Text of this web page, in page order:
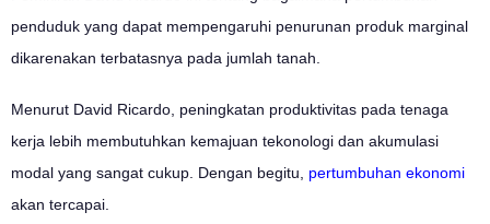
penduduk yang dapat mempengaruhi penurunan produk marginal
dikarenakan terbatasnya pada jumlah tanah.
Menurut David Ricardo, peningkatan produktivitas pada tenaga
kerja lebih membutuhkan kemajuan tekonologi dan akumulasi
modal yang sangat cukup. Dengan begitu, pertumbuhan ekonomi
akan tercapai.